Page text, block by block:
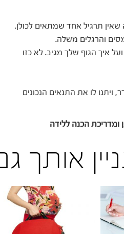
תרגיל אחד שמתאים לכולן.
והרגלים משלה.
איך הגוף שלך מגיב. לא כזו
ויתנו לו את התנאים הנכונים
הכנה ללידה
אותך